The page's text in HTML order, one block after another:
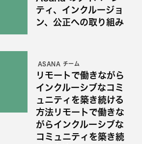
ティ、インクルージョ
ン、公正への取り組み
ASANA チーム
リモートで働きながら
インクルーシブなコミ
ュニティを築き続ける
方法リモートで働きな
がらインクルーシブな
コミュニティを築き続